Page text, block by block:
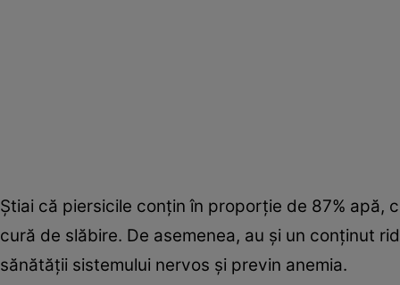
Ştiai că piersicile conţin în proporţie de 87% apă,
cură de slăbire. De asemenea, au şi un conţinut
sănătăţii sistemului nervos şi previn anemia.